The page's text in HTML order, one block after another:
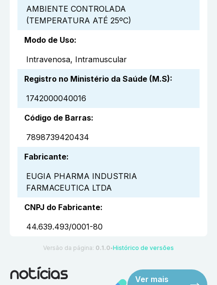
AMBIENTE CONTROLADA
(TEMPERATURA ATÉ 25ºC)
Modo de Uso:
Intravenosa, Intramuscular
Registro no Ministério da Saúde (M.S):
1742000040016
Código de Barras:
7898739420434
Fabricante:
EUGIA PHARMA INDUSTRIA
FARMACEUTICA LTDA
CNPJ do Fabricante:
44.639.493/0001-80
Versão da página: 0.1.0 ●Histórico de versões
notícias
Ver mais